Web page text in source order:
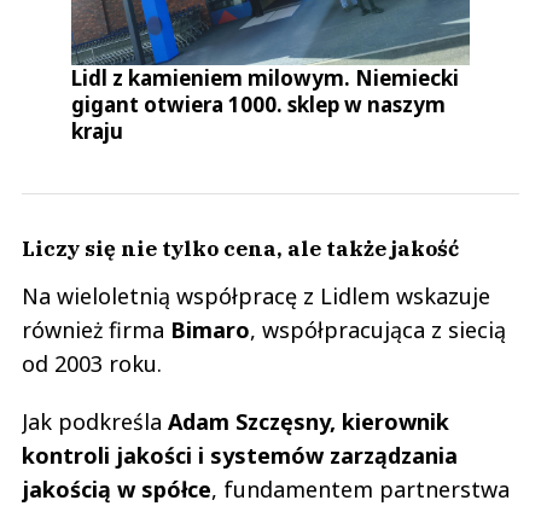
Lidl z kamieniem milowym. Niemiecki
gigant otwiera 1000. sklep w naszym
kraju
Liczy się nie tylko cena, ale także jakość
Na wieloletnią współpracę z Lidlem wskazuje
również firma Bimaro, współpracująca z siecią
od 2003 roku.
Jak podkreśla Adam Szczęsny, kierownik
kontroli jakości i systemów zarządzania
jakością w spółce, fundamentem partnerstwa